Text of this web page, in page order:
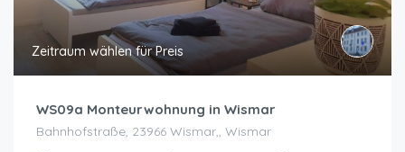
Zeitraum wählen für Preis
WS09a Monteurwohnung in Wismar
Bahnhofstraße, 23966 Wismar,, Wismar